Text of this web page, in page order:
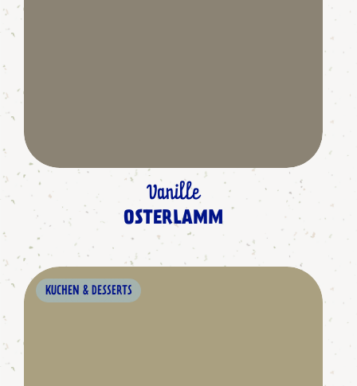
Vanille
OSTERLAMM
KUCHEN & DESSERTS